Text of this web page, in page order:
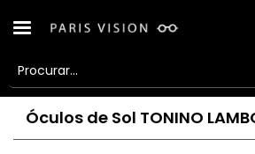
Óculos de Sol TONINO